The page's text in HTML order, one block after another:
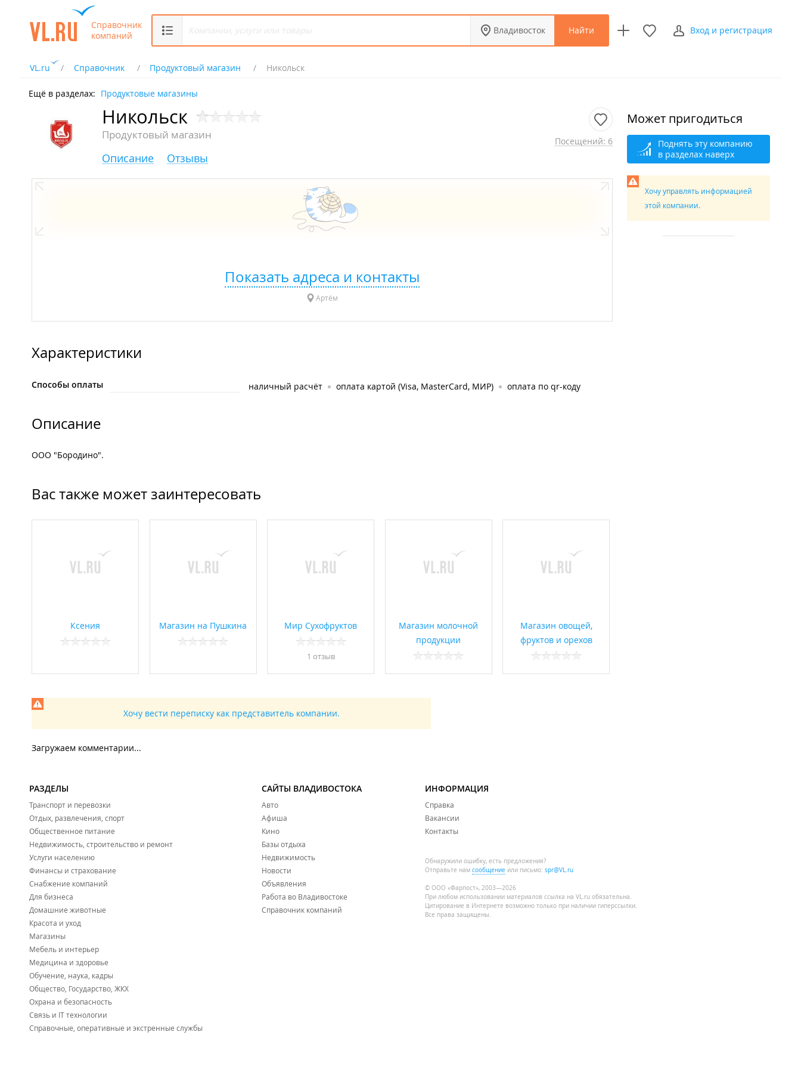
Справочник
компаний
Владивосток Найти Вход и регистрация
VL.ru Справочник Продуктовый магазин Никольск
Ещё в разделах: Продуктовые магазины
Никольск
Продуктовый магазин Посещений: 6
Описание Отзывы
Показать адреса и контакты
Артём
Характеристики
Способы оплаты наличный расчёт оплата картой (Visa, MasterCard, МИР) оплата по qr-коду
Описание
ООО "Бородино".
Вас также может заинтересовать
Ксения Магазин на Пушкина Мир Сухофруктов
1 отзыв
Магазин молочной
продукции
Магазин овощей,
фруктов и орехов
Хочу вести переписку как представитель компании.
Загружаем комментарии...
Может пригодиться
Поднять эту компанию
в разделах наверх
Хочу управлять информацией
этой компании.
РАЗДЕЛЫ
Транспорт и перевозки
Отдых, развлечения, спорт
Общественное питание
Недвижимость, строительство и ремонт
Услуги населению
Финансы и страхование
Снабжение компаний
Для бизнеса
Домашние животные
Красота и уход
Магазины
Мебель и интерьер
Медицина и здоровье
Обучение, наука, кадры
Общество, Государство, ЖКХ
Охрана и безопасность
Связь и IT технологии
Справочные, оперативные и экстренные службы
САЙТЫ ВЛАДИВОСТОКА
Авто
Афиша
Кино
Базы отдыха
Недвижимость
Новости
Объявления
Работа во Владивостоке
Справочник компаний
ИНФОРМАЦИЯ
Справка
Вакансии
Контакты
Обнаружили ошибку, есть предложения?
Отправьте нам сообщение или письмо: spr@VL.ru
© ООО «Фарпост», 2003—2026
При любом использовании материалов ссылка на VL.ru обязательна.
Цитирование в Интернете возможно только при наличии гиперссылки.
Все права защищены.